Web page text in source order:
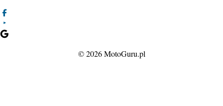
© 2026 MotoGuru.pl